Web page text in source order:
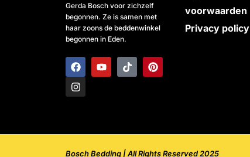
Gerda Bosch voor zichzelf
begonnen. Ze is samen met
haar zoons de beddenwinkel
begonnen in Eden.
F
a
c
e
Y
o
T
i
P
i
I
n
s
t
voorwaarden
Privacy policy
Bosch Bedding | All Rights Reserved 2025